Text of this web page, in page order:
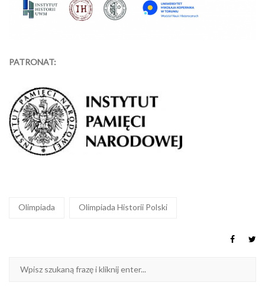
PATRONAT:
Olimpiada Olimpiada Historii Polski